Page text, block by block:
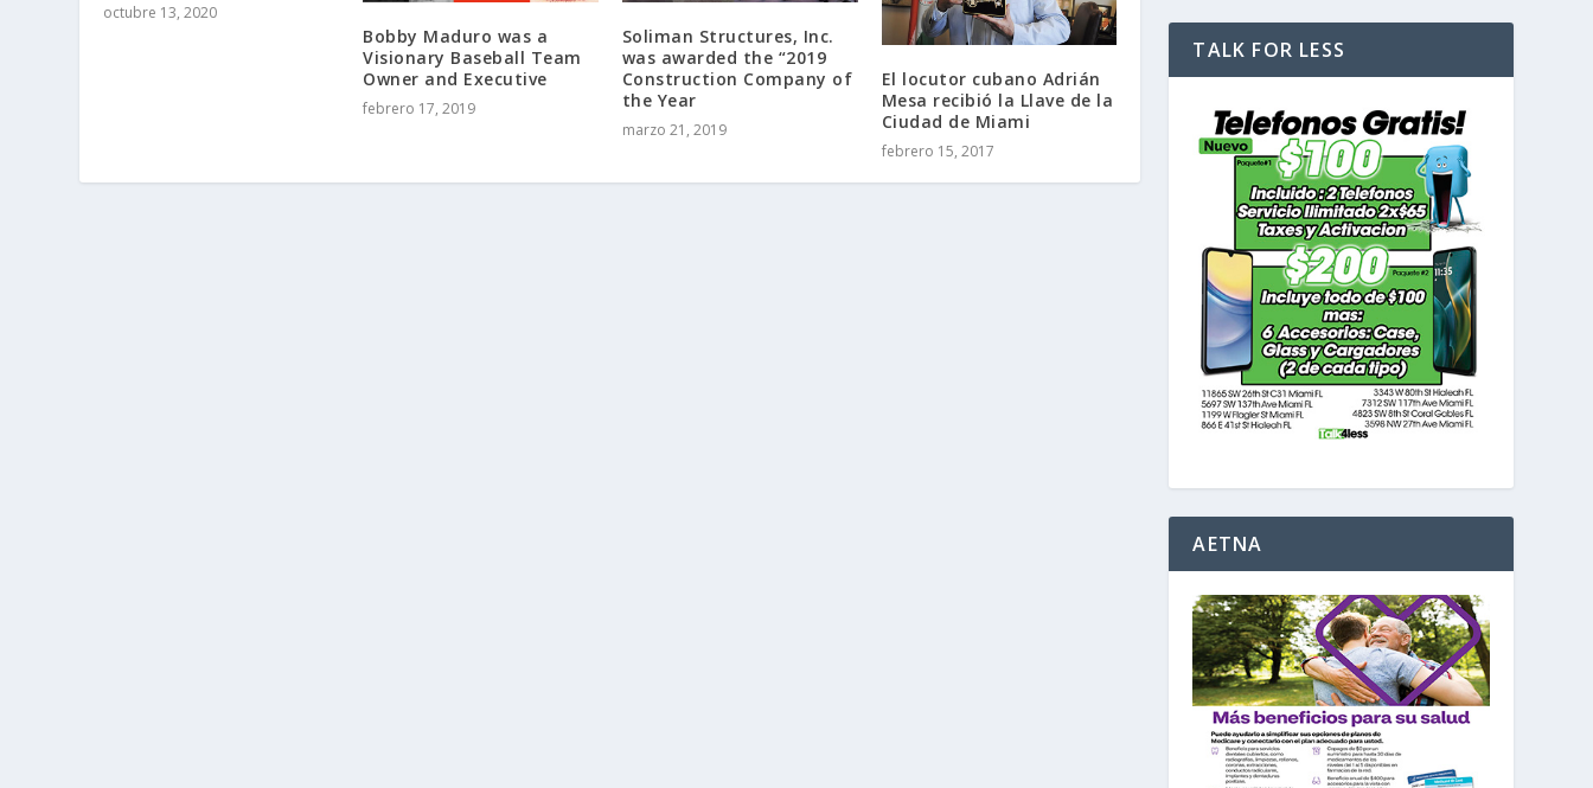
octubre 13, 2020
Bobby Maduro was a
Visionary Baseball Team
Owner and Executive
febrero 17, 2019
Soliman Structures, Inc.
was awarded the “2019
Construction Company of
the Year
marzo 21, 2019
El locutor cubano Adrián
Mesa recibió la Llave de la
Ciudad de Miami
febrero 15, 2017
TALK FOR LESS
AETNA